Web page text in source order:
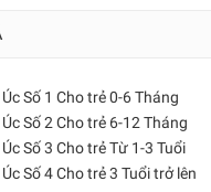
Số 1 Cho trẻ 0-6 Tháng
Số 2 Cho trẻ 6-12 Tháng
Số 3 Cho trẻ Từ 1-3 Tuổi
Số 4 Cho trẻ 3 Tuổi trở lên